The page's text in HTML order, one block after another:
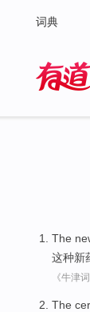
词典
The
这种新
《牛津词
The